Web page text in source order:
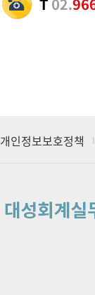
개인정보보호정책